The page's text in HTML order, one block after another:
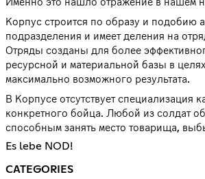
Корпус строится по образу и подобию
подразделения и имеет деления на
Отряды созданы для более
ресурсной и материальной базы в
максимально возможного результата.
В Корпусе отсутствует специализация
конкретного бойца. Любой из солдат
способным занять место товарища,
Es lebe NOD!
CATEGORIES